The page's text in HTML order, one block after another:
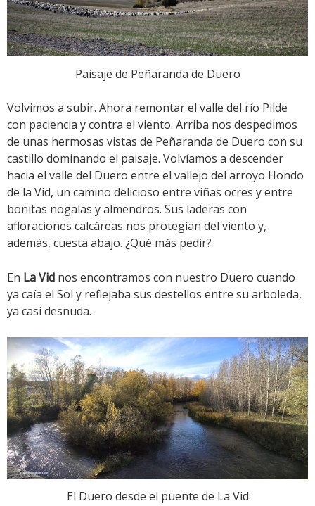
Paisaje de Peñaranda de Duero
Volvimos a subir. Ahora remontar el valle del río Pilde
con paciencia y contra el viento. Arriba nos despedimos
de unas hermosas vistas de Peñaranda de Duero con su
castillo dominando el paisaje. Volvíamos a descender
hacia el valle del Duero entre el vallejo del arroyo Hondo
de la Vid, un camino delicioso entre viñas ocres y entre
bonitas nogalas y almendros. Sus laderas con
afloraciones calcáreas nos protegían del viento y,
además, cuesta abajo. ¿Qué más pedir?
En La Vid nos encontramos con nuestro Duero cuando
ya caía el Sol y reflejaba sus destellos entre su arboleda,
ya casi desnuda.
El Duero desde el puente de La Vid